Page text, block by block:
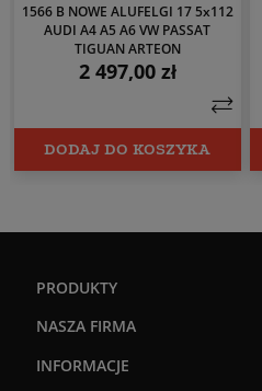
1566 B NOWE ALUFELGI 17 5x112
AUDI A4 A5 A6 VW PASSAT
TIGUAN ARTEON
Cena
2 497,00 zł
DODAJ DO KOSZYKA
PRODUKTY
NASZA FIRMA
INFORMACJE